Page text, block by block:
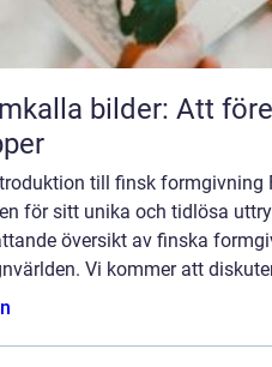
bilder: Att
till finsk formgivning
för sitt unika och tidlösa
översikt av finska
Vi kommer att